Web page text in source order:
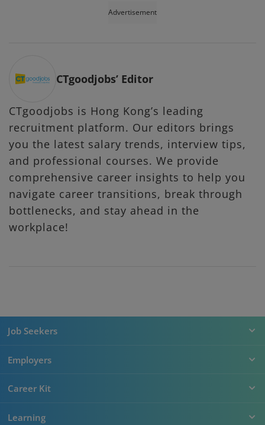
Advertisement
CTgoodjobs’ Editor
CTgoodjobs is Hong Kong’s leading
recruitment platform. Our editors brings
you the latest salary trends, interview tips,
and professional courses. We provide
comprehensive career insights to help you
navigate career transitions, break through
bottlenecks, and stay ahead in the
workplace!
Job Seekers
Employers
Career Kit
Learning